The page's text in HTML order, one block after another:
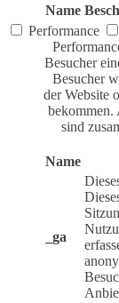
Name
Performance
Besucher
Besucher
der Website
bekommen.
sind
Name
_ga